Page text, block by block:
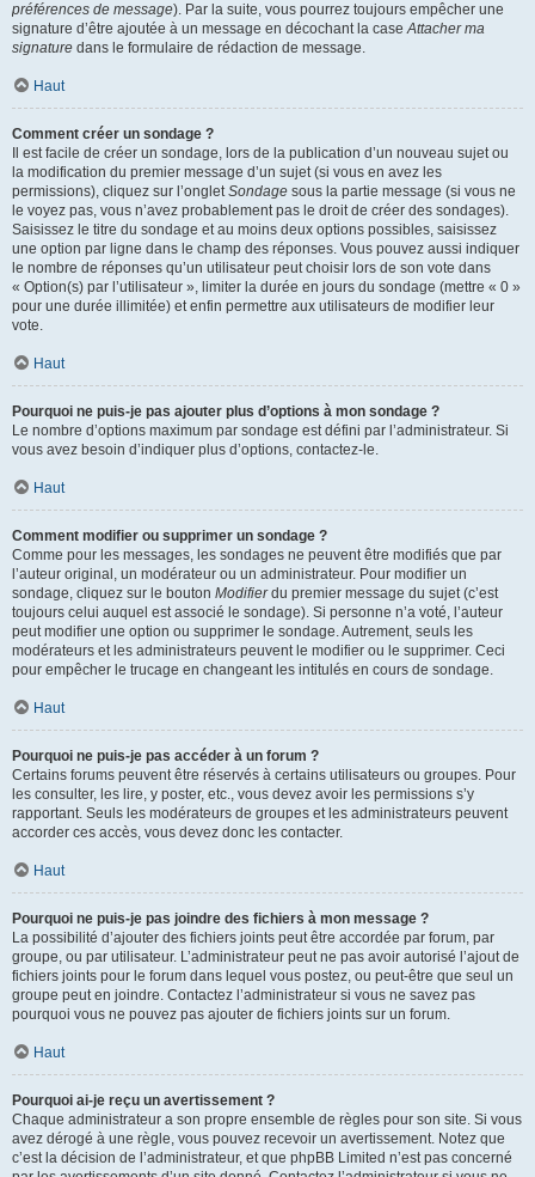
préférences de message). Par la suite, vous pourrez toujours empêcher une
signature d’être ajoutée à un message en décochant la caseAttacher ma
signature dans le formulaire de rédaction de message.
Haut
Comment créer un sondage ?
Il est facile de créer un sondage, lors de la publication d’un nouveau sujet ou
la modification du premier message d’un sujet (si vous en avez les
permissions), cliquez sur l’ongletSondage sous la partie message (si vous ne
le voyez pas, vous n’avez probablement pas le droit de créer des sondages).
Saisissez le titre du sondage et au moins deux options possibles, saisissez
une option par ligne dans le champ des réponses. Vous pouvez aussi indiquer
le nombre de réponses qu’un utilisateur peut choisir lors de son vote dans
« Option(s) par l’utilisateur », limiter la durée en jours du sondage (mettre « 0 »
pour une durée illimitée) et enfin permettre aux utilisateurs de modifier leur
vote.
Haut
Pourquoi ne puis-je pas ajouter plus d’options à mon sondage ?
Le nombre d’options maximum par sondage est défini par l’administrateur. Si
vous avez besoin d’indiquer plus d’options, contactez-le.
Haut
Comment modifier ou supprimer un sondage ?
Comme pour les messages, les sondages ne peuvent être modifiés que par
l’auteur original, un modérateur ou un administrateur. Pour modifier un
sondage, cliquez sur le bouton Modifierdu premier message du sujet (c’est
toujours celui auquel est associé le sondage). Si personne n’a voté, l’auteur
peut modifier une option ou supprimer le sondage. Autrement, seuls les
modérateurs et les administrateurs peuvent le modifier ou le supprimer. Ceci
pour empêcher le trucage en changeant les intitulés en cours de sondage.
Haut
Pourquoi ne puis-je pas accéder à un forum ?
Certains forums peuvent être réservés à certains utilisateurs ou groupes. Pour
les consulter, les lire, y poster, etc., vous devez avoir les permissions s’y
rapportant. Seuls les modérateurs de groupes et les administrateurs peuvent
accorder ces accès, vous devez donc les contacter.
Haut
Pourquoi ne puis-je pas joindre des fichiers à mon message ?
La possibilité d’ajouter des fichiers joints peut être accordée par forum, par
groupe, ou par utilisateur. L’administrateur peut ne pas avoir autorisé l’ajout de
fichiers joints pour le forum dans lequel vous postez, ou peut-être que seul un
groupe peut en joindre. Contactez l’administrateur si vous ne savez pas
pourquoi vous ne pouvez pas ajouter de fichiers joints sur un forum.
Haut
Pourquoi ai-je reçu un avertissement ?
Chaque administrateur a son propre ensemble de règles pour son site. Si vous
avez dérogé à une règle, vous pouvez recevoir un avertissement. Notez que
c’est la décision de l’administrateur, et que phpBB Limited n’est pas concerné